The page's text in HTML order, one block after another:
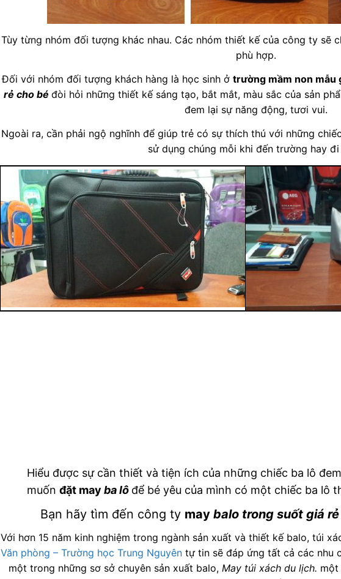
Tùy từng nhóm đối tượng khác nhau. Các nhóm thiết kế của công ty sẽ
phù hợp.
Đối với nhóm đối tượng khách hàng là học sinh ởtrường mầm non mẫu
rẻ cho bé đòi hỏi những thiết kế sáng tạo, bắt mắt, màu sắc của sản
đem lại sự năng động, tươi vui.
Ngoài ra, cần phải ngộ nghĩnh để giúp trẻ có sự thích thú với những chiếc
sử dụng chúng mỗi khi đến trường hay đi
Hiểu được sự cần thiết và tiện ích của những chiếc ba lô
muốnđặt mayba lô để bé yêu của mình có một chiếc ba lô
Bạn hãy tìm đến công ty maybalo trong suốt giá
Với hơn 15 năm kinh nghiệm trong ngành sản xuất và thiết kế balo, túi
Văn phòng – Trường học Trung Nguyêntự tin sẽ đáp ứng tất cả các nhu
một trong những sơ sở chuyên sản xuất balo, May túi xách du lịch.